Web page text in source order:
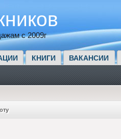
с 2009г
КНИГИ ВАКАНСИИ